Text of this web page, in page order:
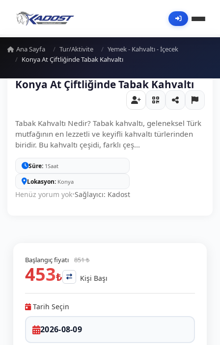
Ana Sayfa Tur/Aktivite
Yemek - Kahvaltı - İçecek
Konya At Çiftliğinde Tabak Kahvaltı
Konya At Çiftliğinde Tabak Kahvaltı
Tabak Kahvaltı Nedir? Tabak kahvaltı, geleneksel Türk
mutfağının en lezzetli ve keyifli kahvaltı türlerinden
biridir. Bu kahvaltı çeşidi, farklı çeş...
Süre 1Saat
Lokasyon Konya
Henüz yorum yok•Sağlayıcı: Kadost
Başlangıç fiyatı 851 ₺
453₺ Kişi Başı
Tarih Seçin